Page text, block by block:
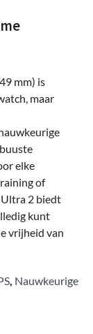
mm) is
maar
elke
of
2 biedt
kunt
vrijheid van
Nauwkeurige